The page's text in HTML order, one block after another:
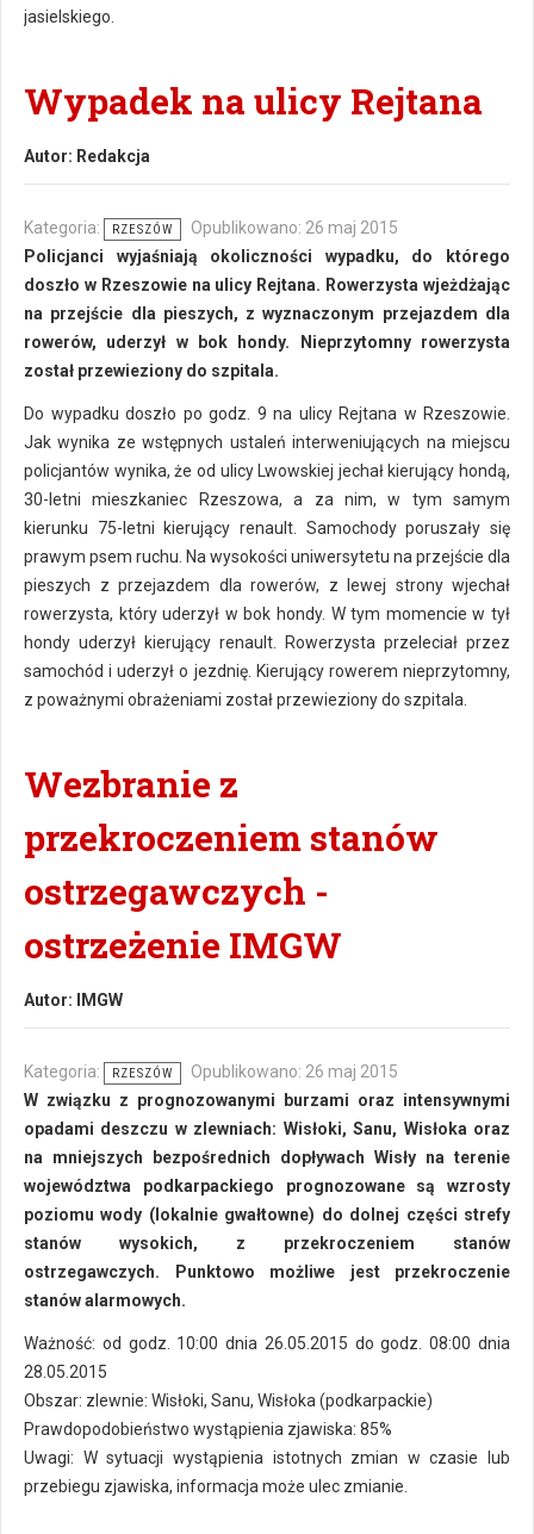
jasielskiego.
Wypadek na ulicy Rejtana
Autor: Redakcja
Kategoria: RZESZÓW
Opublikowano: 26 maj 2015
Policjanci wyjaśniają okoliczności wypadku, do którego
doszło w Rzeszowie na ulicy Rejtana. Rowerzysta wjeżdżając
na przejście dla pieszych, z wyznaczonym przejazdem dla
rowerów, uderzył w bok hondy. Nieprzytomny rowerzysta
został przewieziony do szpitala.
Do wypadku doszło po godz. 9 na ulicy Rejtana w Rzeszowie.
Jak wynika ze wstępnych ustaleń interweniujących na miejscu
policjantów wynika, że od ulicy Lwowskiej jechał kierujący hondą,
30-letni mieszkaniec Rzeszowa, a za nim, w tym samym
kierunku 75-letni kierujący renault. Samochody poruszały się
prawym psem ruchu. Na wysokości uniwersytetu na przejście dla
pieszych z przejazdem dla rowerów, z lewej strony wjechał
rowerzysta, który uderzył w bok hondy. W tym momencie w tył
hondy uderzył kierujący renault. Rowerzysta przeleciał przez
samochód i uderzył o jezdnię. Kierujący rowerem nieprzytomny,
z poważnymi obrażeniami został przewieziony do szpitala.
Wezbranie z
przekroczeniem stanów
ostrzegawczych -
ostrzeżenie IMGW
Autor: IMGW
Kategoria: RZESZÓW
Opublikowano: 26 maj 2015
W związku z prognozowanymi burzami oraz intensywnymi
opadami deszczu w zlewniach: Wisłoki, Sanu, Wisłoka oraz
na mniejszych bezpośrednich dopływach Wisły na terenie
województwa podkarpackiego prognozowane są wzrosty
poziomu wody (lokalnie gwałtowne) do dolnej części strefy
stanów wysokich, z przekroczeniem stanów
ostrzegawczych. Punktowo możliwe jest przekroczenie
stanów alarmowych.
Ważność: od godz. 10:00 dnia 26.05.2015 do godz. 08:00 dnia
28.05.2015
Obszar: zlewnie: Wisłoki, Sanu, Wisłoka (podkarpackie)
Prawdopodobieństwo wystąpienia zjawiska: 85%
Uwagi: W sytuacji wystąpienia istotnych zmian w czasie lub
przebiegu zjawiska, informacja może ulec zmianie.